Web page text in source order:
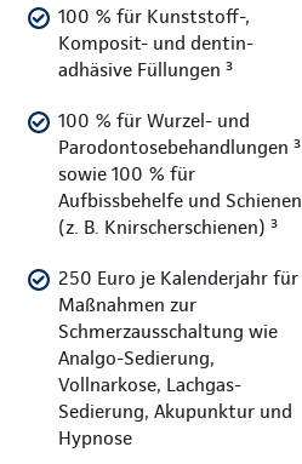
100 % für Kunststoff-,
Komposit- und dentin-
adhäsive Füllungen ³
100 % für Wurzel- und
Parodontosebehandlungen ³
sowie 100 % für
Aufbissbehelfe und Schienen
(z. B. Knirscherschienen) ³
250 Euro je Kalenderjahr für
Maßnahmen zur
Schmerzausschaltung wie
Analgo-Sedierung,
Vollnarkose, Lachgas-
Sedierung, Akupunktur und
Hypnose